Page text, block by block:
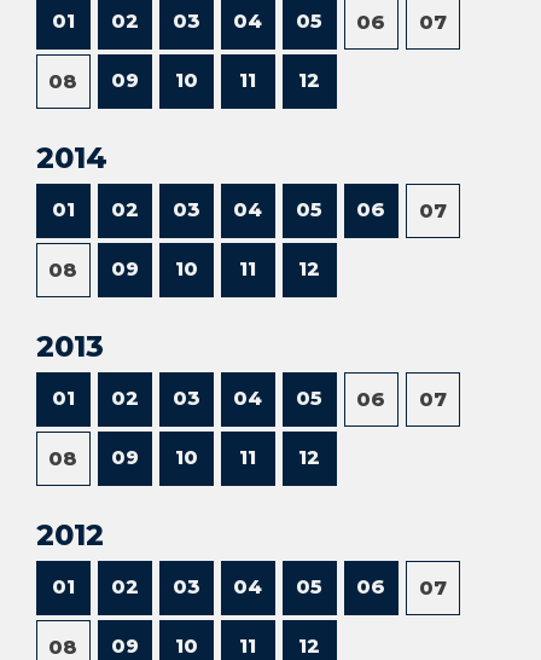
01 02 03 04 05 06 07
08 09 10 11 12
2014
01 02 03 04 05 06 07
08 09 10 11 12
2013
01 02 03 04 05 06 07
08 09 10 11 12
2012
01 02 03 04 05 06 07
08 09 10 11 12